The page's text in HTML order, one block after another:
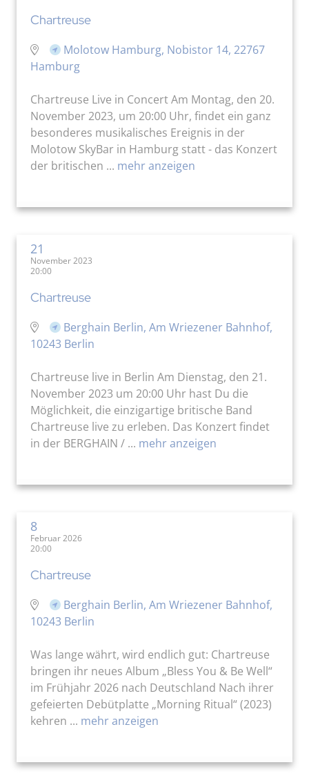
Chartreuse
Molotow Hamburg, Nobistor 14, 22767
Hamburg
Chartreuse Live in Concert Am Montag, den 20.
November 2023, um 20:00 Uhr, findet ein ganz
besonderes musikalisches Ereignis in der
Molotow SkyBar in Hamburg statt - das Konzert
der britischen ... mehr anzeigen
21
November 2023
20:00
Chartreuse
Berghain Berlin, Am Wriezener Bahnhof,
10243 Berlin
Chartreuse live in Berlin Am Dienstag, den 21.
November 2023 um 20:00 Uhr hast Du die
Möglichkeit, die einzigartige britische Band
Chartreuse live zu erleben. Das Konzert findet
in der BERGHAIN / ... mehr anzeigen
8
Februar 2026
20:00
Chartreuse
Berghain Berlin, Am Wriezener Bahnhof,
10243 Berlin
Was lange währt, wird endlich gut: Chartreuse
bringen ihr neues Album „Bless You & Be Well“
im Frühjahr 2026 nach Deutschland Nach ihrer
gefeierten Debütplatte „Morning Ritual“ (2023)
kehren ... mehr anzeigen